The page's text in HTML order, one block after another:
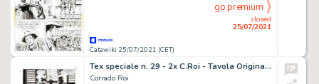
Catawiki 25/07/2021 (CET)
closed
25/07/2021
go premium
Tex speciale n. 29 - 2x C.Roi - Tavola Originale "L'Orda del Tramonto" - Page volante - Exemplaire unique - (2014)
Corrado Roi